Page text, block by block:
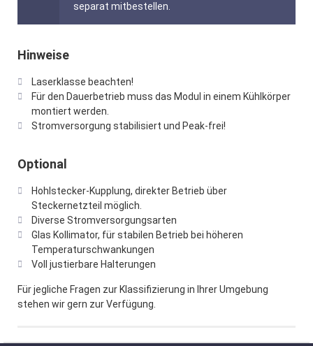
separat mitbestellen.
Hinweise
Laserklasse beachten!
Für den Dauerbetrieb muss das Modul in einem Kühlkörper
montiert werden.
Stromversorgung stabilisiert und Peak-frei!
Optional
Hohlstecker-Kupplung, direkter Betrieb über
Steckernetzteil möglich.
Diverse Stromversorgungsarten
Glas Kollimator, für stabilen Betrieb bei höheren
Temperaturschwankungen
Voll justierbare Halterungen
Für jegliche Fragen zur Klassifizierung in Ihrer Umgebung
stehen wir gern zur Verfügung.